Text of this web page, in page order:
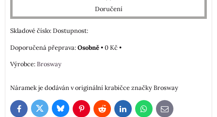
Doručení
Skladové číslo:Dostupnost:
Osobně•0 Kč•
Výrobce:Brosway
Náramek je dodáván v originální krabičce značky Brosway
FacebookTwitterBlueskyPinterestRedditLinkedInWhatsApp
E-